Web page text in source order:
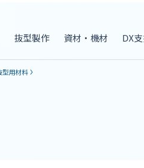
抜型製作 資材・機材 DX
型用材料